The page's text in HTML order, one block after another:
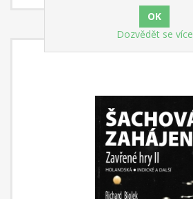
Vokáče.
Dozvědět se více